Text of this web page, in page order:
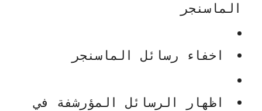
الماسنجر
اخفاء رسائل الماسنجر
اظهار الرسائل المؤرشفة في